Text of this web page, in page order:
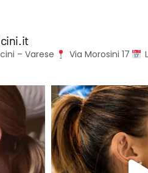
– Varese Via Morosini 17